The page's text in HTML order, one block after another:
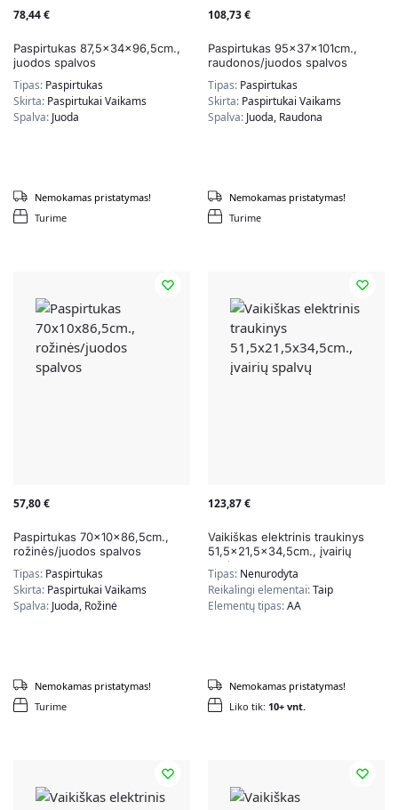
78,44€
Paspirtukas 87,5x34x96,5cm.,
juodos spalvos
Tipas: Paspirtukas
Skirta: Paspirtukai Vaikams
Spalva: Juoda
Turime
Nemokamas pristatymas!
108,73€
Paspirtukas 95x37x101cm.,
raudonos/juodos spalvos
Tipas: Paspirtukas
Skirta: Paspirtukai Vaikams
Spalva: Juoda, Raudona
Turime
Nemokamas pristatymas!
57,80€
Paspirtukas 70x10x86,5cm.,
rožinės/juodos spalvos
Tipas: Paspirtukas
Skirta: Paspirtukai Vaikams
Spalva: Juoda, Rožinė
Turime
Nemokamas pristatymas!
123,87€
Vaikiškas elektrinis traukinys
51,5×21,5×34,5cm., įvairių
spalvų
Tipas: Nenurodyta
Reikalingi elementai:Taip
Elementų tipas:AA
Liko tik: 10+ vnt.
Nemokamas pristatymas!